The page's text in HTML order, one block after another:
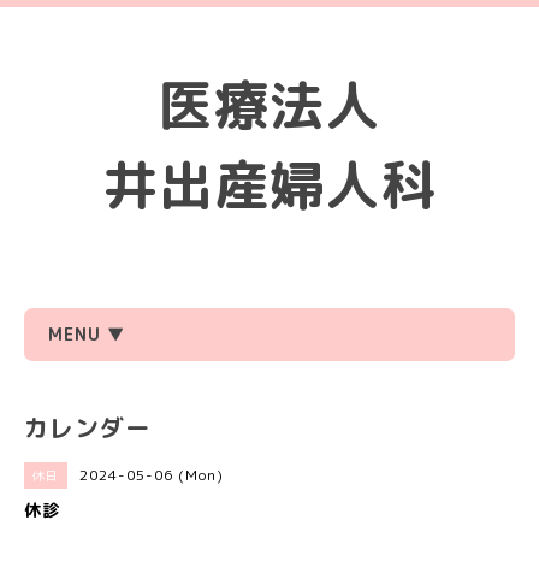
医療法人
井出産婦人科
MENU ▼
カレンダー
休日 2024-05-06 (Mon)
休診